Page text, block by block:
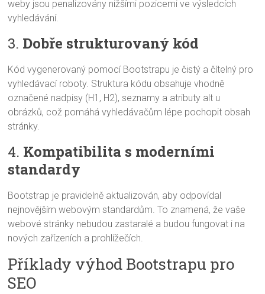
weby jsou penalizovány nižšími pozicemi ve výsledcích
vyhledávání.
3. Dobře strukturovaný kód
Kód vygenerovaný pomocí Bootstrapu je čistý a čítelný pro
vyhledávací roboty. Struktura kódu obsahuje vhodně
označené nadpisy (H1, H2), seznamy a atributy alt u
obrázků, což pomáhá vyhledávačům lépe pochopit obsah
stránky.
4. Kompatibilita s moderními
standardy
Bootstrap je pravidelně aktualizován, aby odpovídal
nejnovějším webovým standardům. To znamená, že vaše
webové stránky nebudou zastaralé a budou fungovat i na
nových zařízeních a prohlížečích.
Příklady výhod Bootstrapu pro
SEO